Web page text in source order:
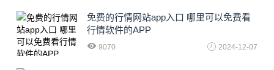
免费的行情网站app入口 哪里可以免费看
行情软件的APP
9070 2024-12-07